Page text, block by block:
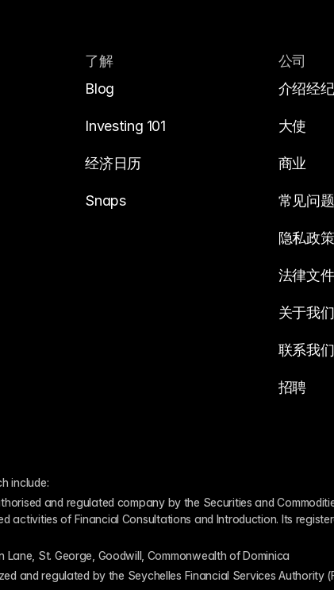
了解
Blog
Investing 101
经济日历
Snaps
公司
介绍经
大使
商业
常见问题
隐私政策
法律文件
关于我们
联系我们
招聘
include:
and regulated company by the Securities and
of Financial Consultations and Introduction. Its
St. George, Goodwill, Commonwealth of Dominica
and regulated by the Seychelles Financial Services Authority